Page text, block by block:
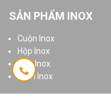
SẢN PHẨM INOX
Cuộn Inox
Hộp Inox
Ống Inox
Tấm Inox